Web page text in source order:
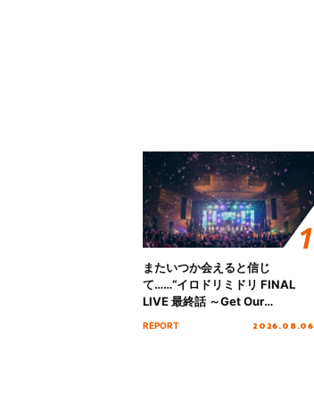
またいつか会えると信じ
て……“イロドリミドリ FINAL
LIVE 最終話 ～Get Our
MIRAI!!!!!!!!!!!!!!～”10年の活動
REPORT 2026.08.06